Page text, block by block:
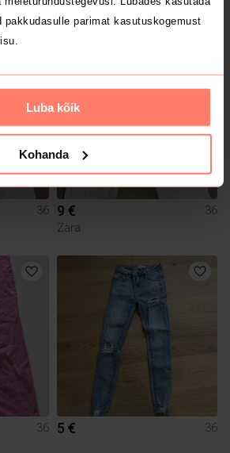
pakkudasulle parimat kasutuskogemust
Luba kõik
Kohanda
Tommy Hilfiger
36
9 €
36
Zara
36
5 € 36